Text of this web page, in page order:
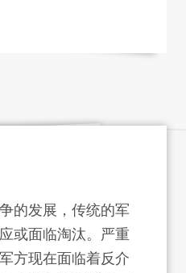
的发展，传统的军
或面临淘汰。严重
方现在面临着反介